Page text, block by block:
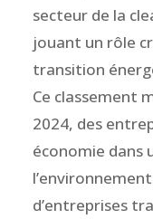
secteur de la
jouant un rôle
transition
Ce classement
2024, des
économie dans
d’entreprises